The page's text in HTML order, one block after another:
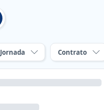
Jornada Contrato